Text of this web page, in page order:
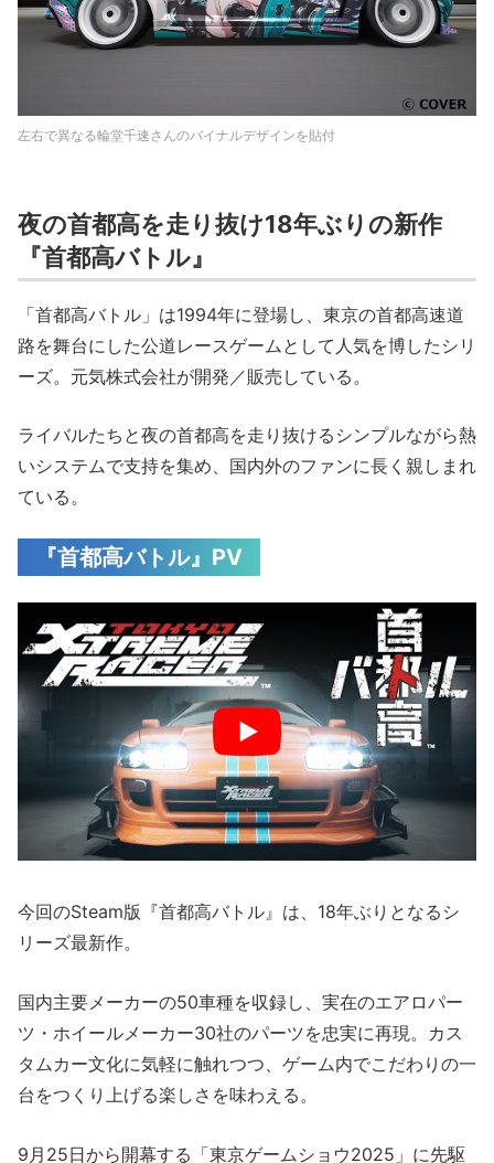
左右で異なる輪堂千速さんのバイナルデザインを貼付
夜の首都高を走り抜け18年ぶりの新作
『首都高バトル』
「首都高バトル」は1994年に登場し、東京の首都高速道
路を舞台にした公道レースゲームとして人気を博したシリ
ーズ。元気株式会社が開発／販売している。
ライバルたちと夜の首都高を走り抜けるシンプルながら熱
いシステムで支持を集め、国内外のファンに長く親しまれ
ている。
『首都高バトル』PV
今回のSteam版『首都高バトル』は、18年ぶりとなるシ
リーズ最新作。
国内主要メーカーの50車種を収録し、実在のエアロパー
ツ・ホイールメーカー30社のパーツを忠実に再現。カス
タムカー文化に気軽に触れつつ、ゲーム内でこだわりの一
台をつくり上げる楽しさを味わえる。
9月25日から開幕する「東京ゲームショウ2025」に先駆